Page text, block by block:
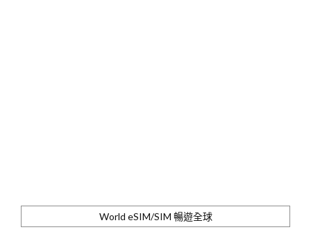
World eSIM/SIM 暢遊全球